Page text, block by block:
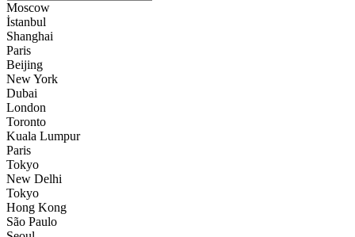
Moscow
İstanbul
Shanghai
Paris
Beijing
New York
Dubai
London
Toronto
Kuala Lumpur
Paris
Tokyo
New Delhi
Tokyo
Hong Kong
São Paulo